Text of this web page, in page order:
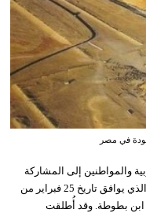
في مصر
والمواطنين إلى المشاركة
في الاحتفال بيوم السياحة العربي لعام 2026، والذي يوافق تاريخ 25 فبراير من
ابن بطوطة. وقد أُطلقت